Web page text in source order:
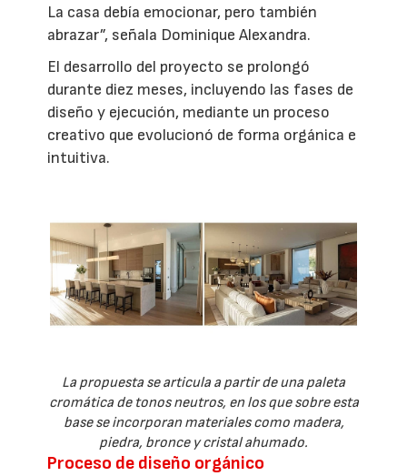
La casa debía emocionar, pero también
abrazar”, señala Dominique Alexandra.
El desarrollo del proyecto se prolongó
durante diez meses, incluyendo las fases de
diseño y ejecución, mediante un proceso
creativo que evolucionó de forma orgánica e
intuitiva.
La propuesta se articula a partir de una paleta
cromática de tonos neutros, en los que sobre esta
base se incorporan materiales como madera,
piedra, bronce y cristal ahumado.
Proceso de diseño orgánico